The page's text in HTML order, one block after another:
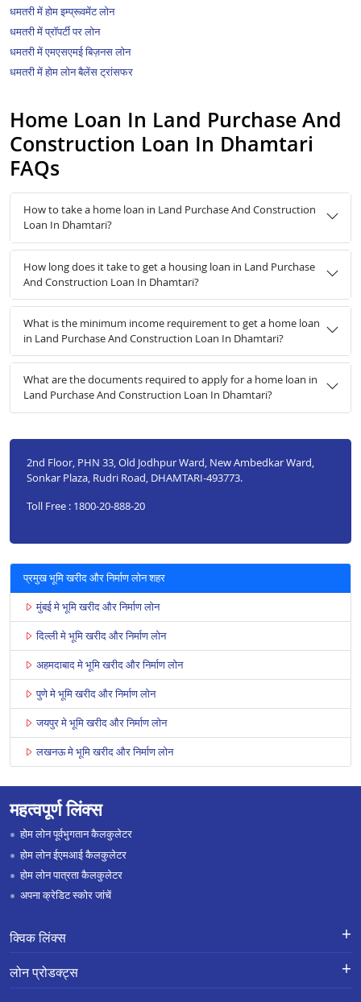
धमतरी में होम इम्प्रूवमेंट लोन
धमतरी में प्रॉपर्टी पर लोन
धमतरी में एमएसएमई बिज़नस लोन
धमतरी में होम लोन बैलेंस ट्रांसफर
Home Loan In Land Purchase And
Construction Loan In Dhamtari
FAQs
How to take a home loan in Land Purchase And Construction
Loan In Dhamtari?
How long does it take to get a housing loan in Land Purchase
And Construction Loan In Dhamtari?
What is the minimum income requirement to get a home loan
in Land Purchase And Construction Loan In Dhamtari?
What are the documents required to apply for a home loan in
Land Purchase And Construction Loan In Dhamtari?
2nd Floor, PHN 33, Old Jodhpur Ward, New Ambedkar Ward,
Sonkar Plaza, Rudri Road, DHAMTARI-493773.
Toll Free : 1800-20-888-20
प्रमुख भूमि खरीद और निर्माण लोन शहर
मुंबई मे भूमि खरीद और निर्माण लोन
दिल्ली मे भूमि खरीद और निर्माण लोन
अहमदाबाद मे भूमि खरीद और निर्माण लोन
पुणे मे भूमि खरीद और निर्माण लोन
जयपुर मे भूमि खरीद और निर्माण लोन
लखनऊ मे भूमि खरीद और निर्माण लोन
महत्वपूर्ण लिंक्स
होम लोन पूर्वभुगतान कैलकुलेटर
होम लोन ईएमआई कैलकुलेटर
होम लोन पात्रता कैलकुलेटर
अपना क्रेडिट स्कोर जांचें
क्विक लिंक्स
लोन के लिए एप्लाई करें
लोन प्रोडक्ट्स
लोन प्रोडक्ट्स